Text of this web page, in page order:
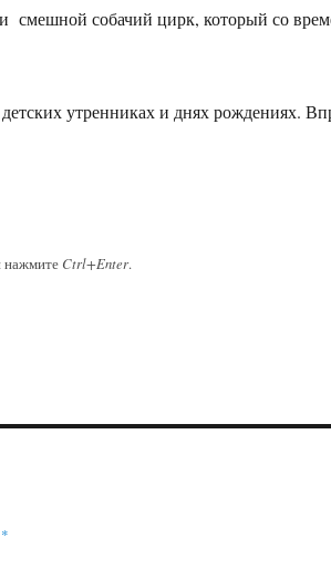
смешной собачий цирк, который со
утренниках и днях рождениях.
нажмите Ctrl+Enter.
*